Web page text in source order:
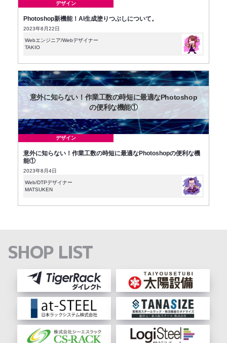
デザイン
Photoshop新機能！AI生成塗りつぶしについて。
2023年8月22日
Webエンジニア/Webデザイナー
TAKIO
意外に知らない！作業工数の時短に最適なPhotoshop
の便利な機能①
デザイン
意外に知らない！作業工数の時短に最適なPhotoshopの便利な機
能①
2023年8月4日
Web/DTPデザイナー
MATSUKEN
SHOP LIST